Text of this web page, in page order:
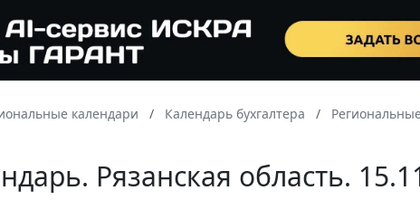
календари Календарь бухгалтера
Рязанская область.